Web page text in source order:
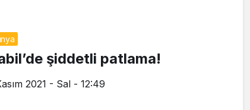
şiddetli patlama!
2021 - Sal - 12:49